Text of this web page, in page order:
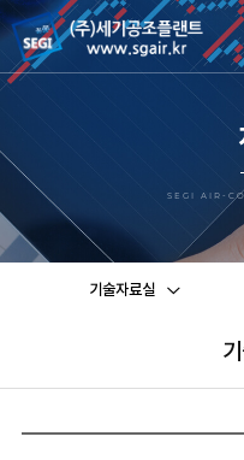
SEGI AIR-
기술자료실